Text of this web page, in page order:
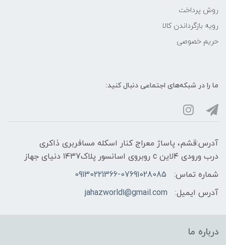
روش پرداخت
رویه‌ بازگرداندن کالا
حریم خصوصی
ما را در شبکه‌های اجتماعی دنبال کنید:
آدرس:قشم، پاساژ معراج کنار اسکله مسافربری ذاکری
درب ورودی ۴لاین c روبروی اسانسور پلاک۱۴۳7 دنیای جهاز
شماره تماس:
09130221366-07691028085
آدرس ایمیل:
jahazworld1@gmail.com
درباره ما